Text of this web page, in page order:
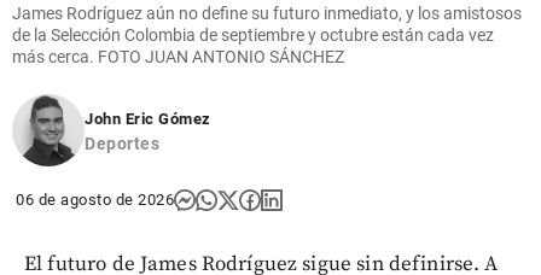
James Rodríguez aún no define su futuro inmediato, y los amistosos
de la Selección Colombia de septiembre y octubre están cada vez
más cerca. FOTO JUAN ANTONIO SÁNCHEZ
John Eric Gómez
Deportes
06 de agosto de 2026
El futuro de James Rodríguez sigue sin definirse. A